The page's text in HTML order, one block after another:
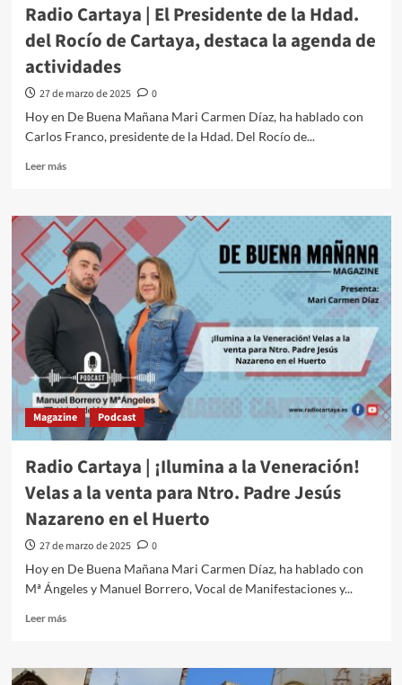
Radio Cartaya | El Presidente de la Hdad.
del Rocío de Cartaya, destaca la agenda de
actividades
27 de marzo de 2025
0
Hoy en De Buena Mañana Mari Carmen Díaz, ha hablado con
Carlos Franco, presidente de la Hdad. Del Rocío de...
Leer más
Magazine Podcast
Radio Cartaya | ¡Ilumina a la Veneración!
Velas a la venta para Ntro. Padre Jesús
Nazareno en el Huerto
27 de marzo de 2025
0
Hoy en De Buena Mañana Mari Carmen Díaz, ha hablado con
Mª Ángeles y Manuel Borrero, Vocal de Manifestaciones y...
Leer más